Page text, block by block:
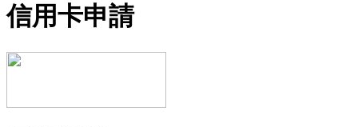
信用卡申請